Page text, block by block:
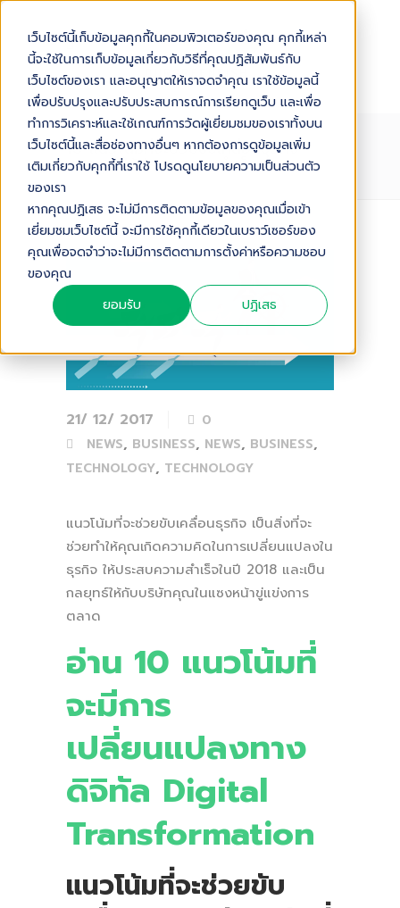
เว็บไซต์นี้เก็บข้อมูลคุกกี้ในคอมพิวเตอร์ของคุณ คุกกี้เหล่า
นี้จะใช้ในการเก็บข้อมูลเกี่ยวกับวิธีที่คุณปฏิสัมพันธ์กับ
เว็บไซต์ของเรา และอนุญาตให้เราจดจำคุณ เราใช้ข้อมูลนี้
เพื่อปรับปรุงและปรับประสบการณ์การเรียกดูเว็บ และเพื่อ
ทำการวิเคราะห์และใช้เกณฑ์การวัดผู้เยี่ยมชมของเราทั้งบน
เว็บไซต์นี้และสื่อช่องทางอื่นๆ หากต้องการดูข้อมูลเพิ่ม
เติมเกี่ยวกับคุกกี้ที่เราใช้ โปรดดูนโยบายความเป็นส่วนตัว
ของเรา
หากคุณปฏิเสธ จะไม่มีการติดตามข้อมูลของคุณเมื่อเข้า
เยี่ยมชมเว็บไซต์นี้ จะมีการใช้คุกกี้เดียวในเบราว์เซอร์ของ
คุณเพื่อจดจำว่าจะไม่มีการติดตามการตั้งค่าหรือความชอบ
ของคุณ
ยอมรับ
ปฏิเสธ
10 แนวโน้มที่จะช่วยขับเคลื่อนธุรกิจ
ของคุณให้ประสบความสำเร็จ
Audio Version
21/ 12/ 2017
0
NEWS, BUSINESS, NEWS, BUSINESS,
TECHNOLOGY, TECHNOLOGY
แนวโน้มที่จะช่วยขับเคลื่อนธุรกิจ เป็นสิ่งที่จะ
ช่วยทำให้คุณเกิดความคิดในการเปลี่ยนแปลงใน
ธุรกิจ ให้ประสบความสำเร็จในปี 2018 และเป็น
กลยุทธ์ให้กับบริษัทคุณในแซงหน้าขู่แข่งการ
ตลาด
อ่าน 10 แนวโน้มที่
จะมีการ
เปลี่ยนแปลงทาง
ดิจิทัล Digital
Transformation
แนวโน้มที่จะช่วยขับ